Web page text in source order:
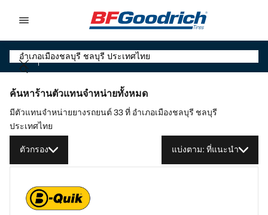
ค้นหาร้านตัวแทนจำหน่ายทั้งหมด
มีตัวแทนจำหน่ายยางรถยนต์ 33 ที่ อำเภอเมืองชลบุรี ชลบุรี
ประเทศไทย
ตัวกรอง แบ่งตาม: ที่แนะนำ